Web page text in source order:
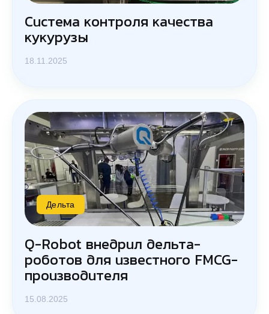
Система контроля качества
кукурузы
18.11.2025
Дельта
Q-Robot внедрил дельта-
роботов для известного FMCG-
производителя
15.08.2025